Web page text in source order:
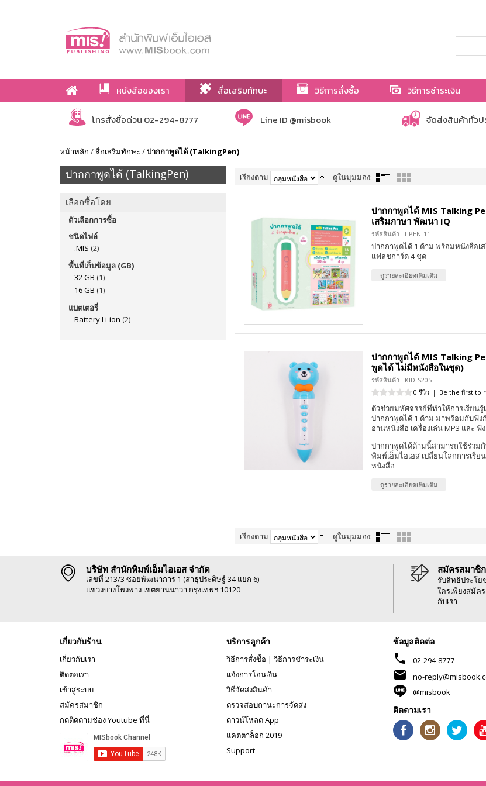
หนังสือของเรา สื่อเสริมทักษะ วิธีการสั่งซื้อ วิธีการชำระเงิน
เกี่ยวกับเรา
โทรสั่งซื้อด่วน 02-294-8777 Line ID @misbook จัดส่งสินค้าทั่วป
หน้าหลัก /สื่อเสริมทักษะ /ปากกาพูดได้ (TalkingPen)
ปากกาพูดได้ (TalkingPen)
เลือกซื้อโดย
ตัวเลือกการซื้อ
ชนิดไฟล์
.MIS (2)
พื้นที่เก็บข้อมูล (GB)
32 GB (1)
16 GB (1)
แบตเตอรี่
Battery Li-ion (2)
เรียงตาม ดูในมุมมอง:
ปากกาพูดได้ MIS Talking
เสริมภาษา พัฒนา IQ
รหัสสินค้า : I-PEN-11
ปากกาพูดได้ 1 ด้าม พร้อมหนังสือเ
แฟลชการ์ด 4 ชุด
ดูรายละเอียดเพิ่มเติม
ปากกาพูดได้ MIS Talking
พูดได้ ไม่มีหนังสือในชุด)
รหัสสินค้า : KID-S205
0 รีวิว | Be the first to
ตัวช่วยมหัศจรรย์ที่ทำให้การเรียนรู้
ปากกาพูดได้ 1 ด้าม มาพร้อมกับฟัง
อ่านหนังสือ เครื่องเล่น MP3 และ ฟั
ปากกาพูดได้ด้ามนี้สามารถใช้ร่วม
พิมพ์เอ็มไอเอส เปลี่ยนโลกการเรี
หนังสือ
ดูรายละเอียดเพิ่มเติม
เรียงตาม ดูในมุมมอง:
บริษัท สำนักพิมพ์เอ็มไอเอส จำกัด
เลขที่ 213/3 ซอยพัฒนาการ 1 (สาธุประดิษฐ์ 34 แยก 6)
แขวงบางโพงพาง เขตยานนาวา กรุงเทพฯ 10120
สมัครสมาชิ
รับสิทธิประโ
ใครเพียงสมัค
กับเรา
เกี่ยวกับร้าน
เกี่ยวกับเรา
ติดต่อเรา
เข้าสู่ระบบ
สมัครสมาชิก
กดติดตามช่อง Youtube ที่นี่
บริการลูกค้า
วิธีการสั่งซื้อ | วิธีการชำระเงิน
แจ้งการโอนเงิน
วิธีจัดส่งสินค้า
ตรวจสอบถานะการจัดส่ง
ดาวน์โหลด App
แคตตาล็อก 2019
Support
ข้อมูลติดต่อ
phone 02-294-8777
mail
no-
@misbook
ติดตามเรา